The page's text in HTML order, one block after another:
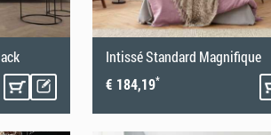
Intissé Standard Magnifique
€ 184,19*